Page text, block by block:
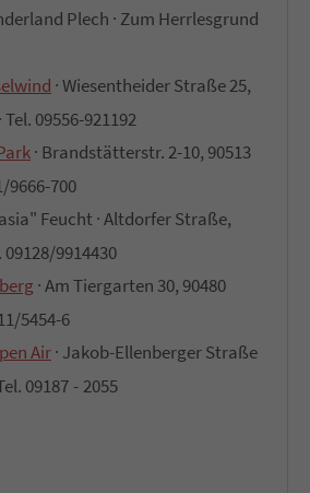
Plech · Zum Herrlesgrund
· Wiesentheider Straße 25,
09556-921192
· Brandstätterstr. 2-10, 90513
9666-700
Feucht · Altdorfer Straße,
09128/9914430
· Am Tiergarten 30, 90480
5454-6
Air· Jakob-Ellenberger Straße
09187 - 2055